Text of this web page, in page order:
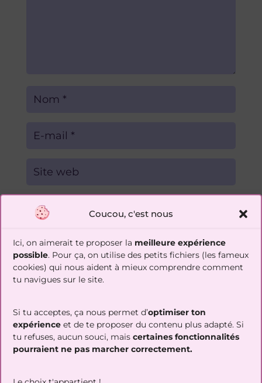
Coucou, c'est nous
Ici, on aimerait te proposer la meilleure expérience
possible. Pour ça, on utilise des petits fichiers (les fameux
cookies) qui nous aident à mieux comprendre comment
tu navigues sur le site.
Si tu acceptes, ça nous permet d’optimiser ton
expérience et de te proposer du contenu plus adapté. Si
tu refuses, aucun souci, mais certaines fonctionnalités
pourraient ne pas marcher correctement.
Soumettre le commentaire
⇢Découvre lachecklist gratuite
évaluer avant de te lancer dans une reconversion
Réserver un appel découverte
Suis-moi sur les réseaux !